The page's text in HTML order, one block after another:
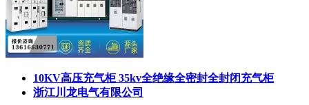
10KV高压充气柜 35kv全绝缘全密封全封闭充气柜
浙江川龙电气有限公司